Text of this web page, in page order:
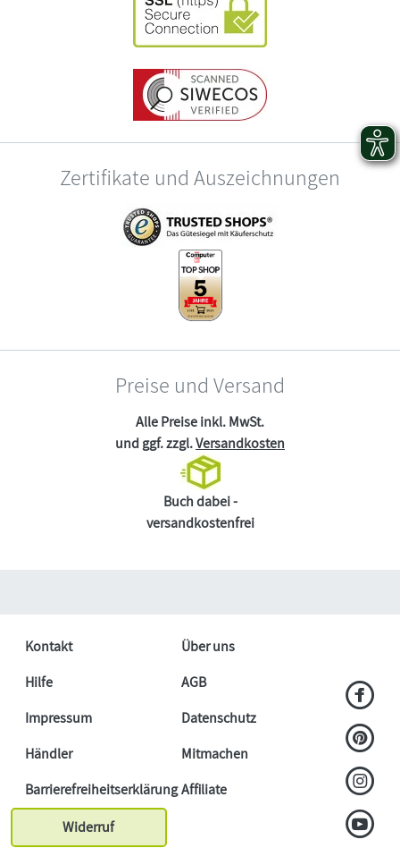
Zertifikate und Auszeichnungen
Preise und Versand
Alle Preise inkl. MwSt.
und ggf. zzgl.Versandkosten
Buch dabei -
versandkostenfrei
Kontakt
Über uns
Hilfe
AGB
Impressum
Datenschutz
Händler
Mitmachen
BarrierefreiheitserklärungAffiliate
Widerruf